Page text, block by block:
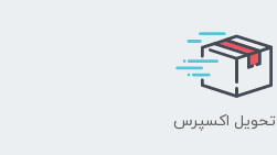
تحویل اکسپرس